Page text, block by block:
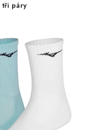
tři páry